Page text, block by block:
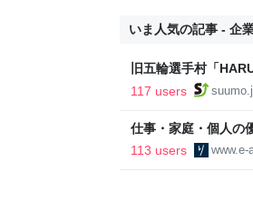
いま人気の記事 - 企
旧五輪選手村「
ルで挑む、盆踊り2
117 users
仕事・家庭・個人の
後の自分に伝えたい
113 users www.e-